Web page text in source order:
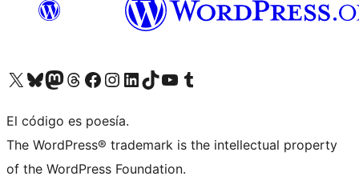
Visit our X (formerly Twitter) account
Visit our Bluesky account
Visit our Mastodon account
Visit our Threads account
Visita nuestra página de Facebook
Visita nuestra cuenta de Instagram
Visita nuestra cuenta de LinkedIn
Visit our TikTok account
Visita nuestro canal de YouTube
Visit our Tumblr account
El código es poesía.
The WordPress® trademark is the intellectual property
of the WordPress Foundation.